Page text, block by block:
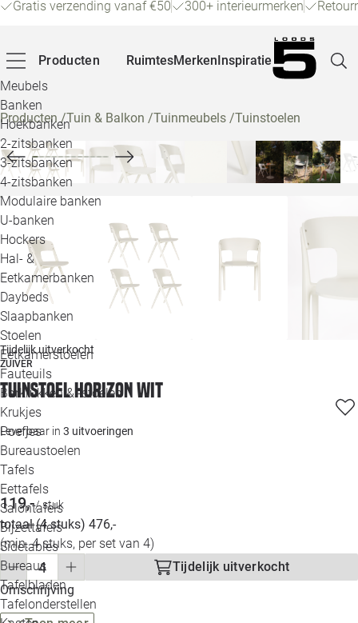
Gratis verzending vanaf €50 300+ interieurmerken
Producten
Meubels
Banken
Hoekbanken
2-zitsbanken
3-zitsbanken
4-zitsbanken
Modulaire banken
U-banken
Hockers
Hal- &
Eetkamerbanken
Daybeds
Slaapbanken
Stoelen
Eetkamerstoelen
Fauteuils
Barkrukken & -stoelen
Krukjes
Poefjes
Bureaustoelen
Tafels
Eettafels
Salontafels
Bijzettafels
Sidetables
Bureaus
Tafelbladen
Tafelonderstellen
RuimtesMerkenInspiratie
Producten/Tuin & Balkon /Tuinmeubels /Tuinstoelen
Tijdelijk uitverkocht
ZUIVER
Tuinstoel Horizon wit
Leverbaar in 3 uitvoeringen
119,-/ stuk
totaal (4 stuks) 476,-
(min. 4 stuks, per set van 4)
Tijdelijk uitverkocht
Omschrijving